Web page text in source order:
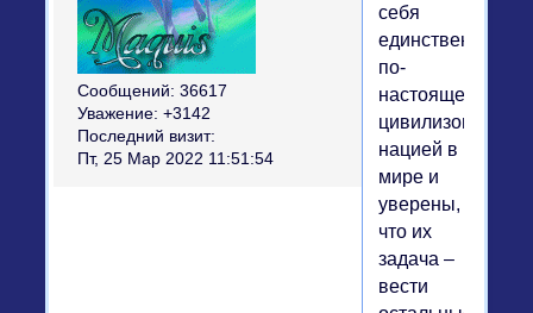
Сообщений: 36617
Уважение: +3142
Последний визит:
Пт, 25 Мар 2022 11:51:54
себя
единственной
по-
настоящему
цивилизованной
нацией в
мире и
уверены,
что их
задача –
вести